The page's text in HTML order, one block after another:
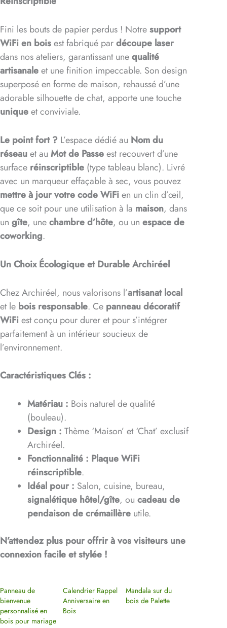
Fini les bouts de papier perdus ! Notresupport
WiFi en boisest fabriqué pardécoupe laser
dans nos ateliers, garantissant unequalité
artisanaleet une finition impeccable. Son design
superposé en forme de maison, rehaussé d’une
adorable silhouette de chat, apporte une touche
uniqueet conviviale.
Le point fort ? L’espace dédié au Nom du
réseauet auMot de Passeest recouvert d’une
surface réinscriptible (type tableau blanc). Livré
avec un marqueur effaçable à sec, vous pouvez
mettre à jour votre code WiFien un clin d’œil,
que ce soit pour une utilisation à la maison, dans
ungîte, unechambre d’hôte, ou unespace de
coworking.
Un Choix Écologique et Durable Archiréel
Chez Archiréel, nous valorisons l’artisanat local
et le bois responsable. Ce panneau décoratif
WiFiest conçu pour durer et pour s’intégrer
parfaitement à un intérieur soucieux de
l’environnement.
Caractéristiques Clés :
Matériau : Bois naturel de qualité
(bouleau).
Design : Thème ‘Maison’ et ‘Chat’ exclusif
Archiréel.
Fonctionnalité : Plaque WiFi
réinscriptible.
Idéal pour : Salon, cuisine, bureau,
signalétique hôtel/gîte, oucadeau de
pendaison de crémaillère utile.
N’attendez plus pour offrir à vos visiteurs une
connexion facile et stylée !
Panneau de
bienvenue
personnalisé en
bois pour mariage
Calendrier Rappel
Anniversaire en
Bois
Mandala sur du
bois de Palette